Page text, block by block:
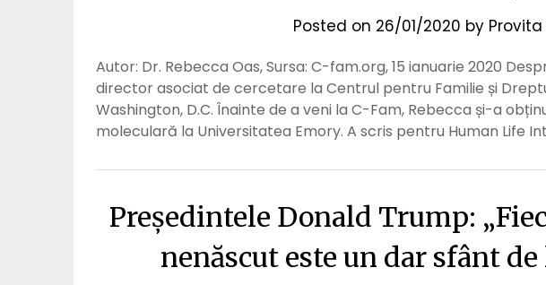
Posted on 26/01/2020 by
Autor: Dr. Rebecca Oas, Sursa: C-fam.org, 15 ianuarie 2020
director asociat de cercetare la Centrul pentru Familie și
Washington, D.C. Înainte de a veni la C-Fam, Rebecca și-a
moleculară la Universitatea Emory. A scris pentru Human Life
Președintele Donald Trump:
nenăscut este un dar sfânt de